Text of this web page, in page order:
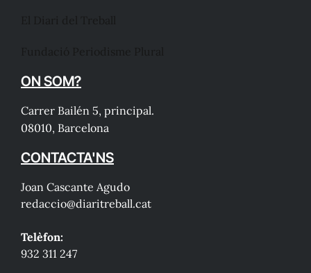
ON SOM?
Carrer Bailén 5, principal.
08010, Barcelona
CONTACTA'NS
Joan Cascante Agudo
redaccio@diaritreball.cat
Telèfon:
932 311 247